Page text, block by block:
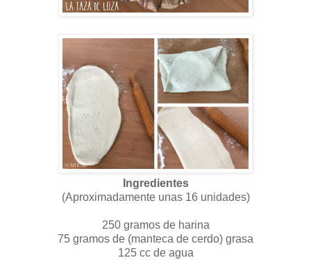
Ingredientes
(Aproximadamente unas 16 unidades)
250 gramos de harina
75 gramos de (manteca de cerdo) grasa
125 cc de agua